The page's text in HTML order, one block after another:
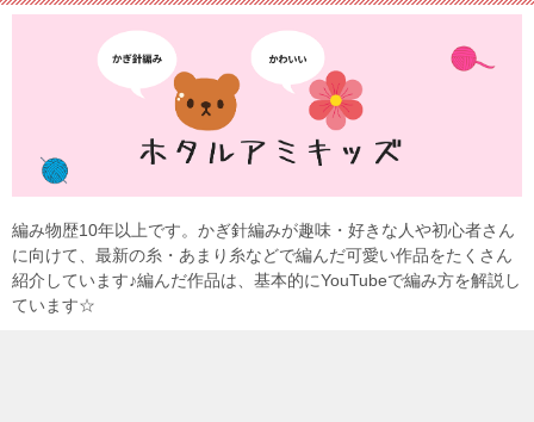
編み物歴10年以上です。かぎ針編みが趣味・好きな人や初心者さん
に向けて、最新の糸・あまり糸などで編んだ可愛い作品をたくさん
紹介しています♪編んだ作品は、基本的にYouTubeで編み方を解説し
ています☆